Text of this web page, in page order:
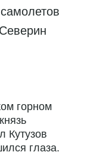
горном
Кутузов
глаза.